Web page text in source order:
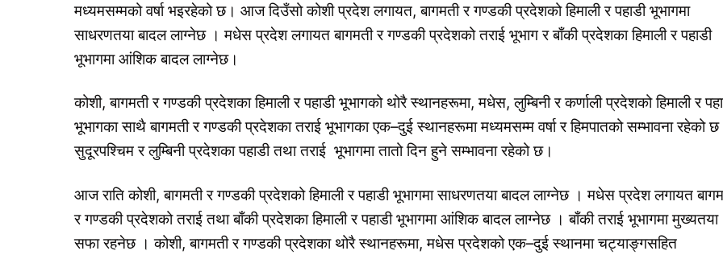
मध्यमसम्मको वर्षा भइरहेको छ। आज दिउँसो कोशी प्रदेश लगायत, बागमती र गण्डकी प्रदेशको हिमाली र पहाडी भूभागमा
साधरणतया बादल लाग्नेछ । मधेस प्रदेश लगायत बागमती र गण्डकी प्रदेशको तराई भूभाग र बाँकी प्रदेशका हिमाली र पहाडी
भूभागमा आंशिक बादल लाग्नेछ।
कोशी, बागमती र गण्डकी प्रदेशका हिमाली र पहाडी भूभागको थोरै स्थानहरूमा, मधेस, लुम्बिनी र कर्णाली प्रदेशको हिमाली र
भूभागका साथै बागमती र गण्डकी प्रदेशका तराई भूभागका एक–दुई स्थानहरूमा मध्यमसम्म वर्षा र हिमपातको सम्भावना रहेको
सुदूरपश्चिम र लुम्बिनी प्रदेशका पहाडी तथा तराई भूभागमा तातो दिन हुने सम्भावना रहेको छ।
आज राति कोशी, बागमती र गण्डकी प्रदेशको हिमाली र पहाडी भूभागमा साधरणतया बादल लाग्नेछ । मधेस प्रदेश लगायत
र गण्डकी प्रदेशको तराई तथा बाँकी प्रदेशका हिमाली र पहाडी भूभागमा आंशिक बादल लाग्नेछ । बाँकी तराई भूभागमा मुख्यतया
सफा रहनेछ । कोशी, बागमती र गण्डकी प्रदेशका थोरै स्थानहरूमा, मधेस प्रदेशको एक–दुई स्थानमा चट्याङ्गसहित